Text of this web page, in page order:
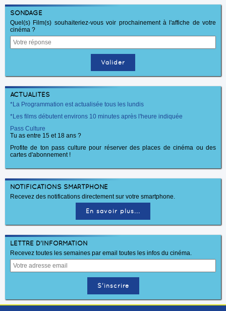
SONDAGE
Quel(s) Film(s) souhaiteriez-vous voir prochainement à l'affiche de votre
cinéma ?
ACTUALITÉS
*La Programmation est actualisée tous les lundis
*Les films débutent environs 10 minutes après l'heure indiquée
Pass Culture
Tu as entre 15 et 18 ans ?
Profite de ton pass culture pour réserver des places de cinéma ou des
cartes d'abonnement !
NOTIFICATIONS SMARTPHONE
Recevez des notifications directement sur votre smartphone.
En savoir plus...
LETTRE D'INFORMATION
Recevez toutes les semaines par email toutes les infos du cinéma.